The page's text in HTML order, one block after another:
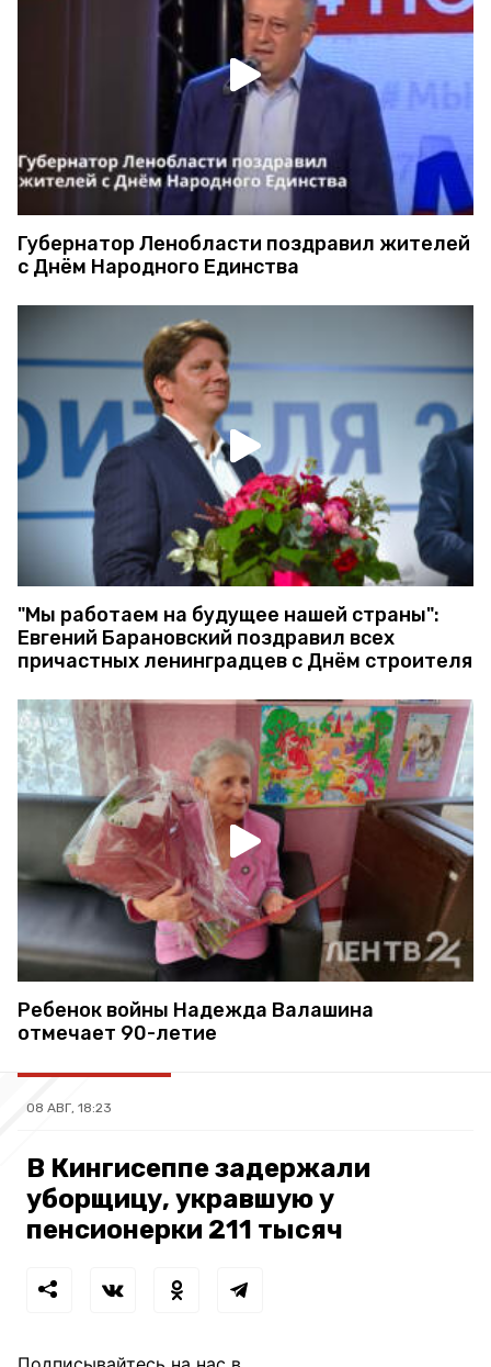
Губернатор Ленобласти поздравил жителей
с Днём Народного Единства
"Мы работаем на будущее нашей страны":
Евгений Барановский поздравил всех
причастных ленинградцев с Днём строителя
Ребенок войны Надежда Валашина
отмечает 90-летие
08 АВГ, 18:23
В Кингисеппе задержали
уборщицу, укравшую у
пенсионерки 211 тысяч